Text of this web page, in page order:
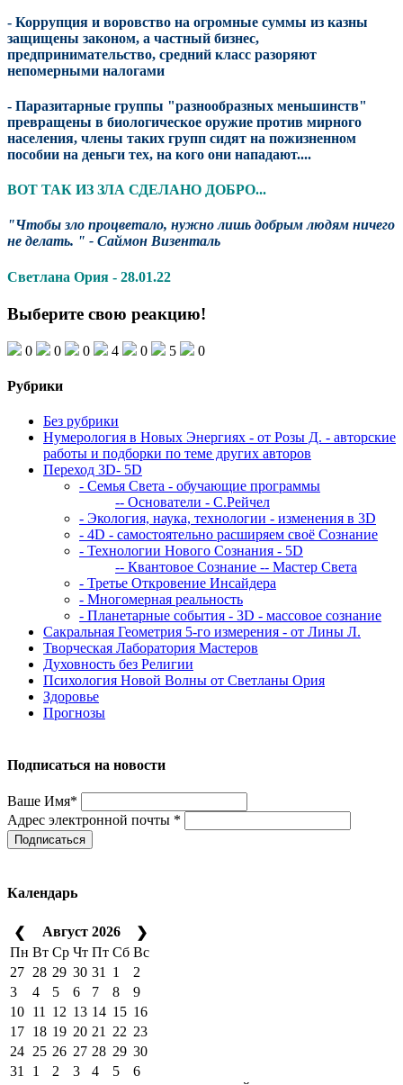
- Коррупция и воровство на огромные суммы из казны
защищены законом, а частный бизнес,
предпринимательство, средний класс разоряют
непомерными налогами
- Паразитарные группы "разнообразных меньшинств"
превращены в биологическое оружие против мирного
населения, члены таких групп сидят на пожизненном
пособии на деньги тех, на кого они нападают....
ВОТ ТАК ИЗ ЗЛА СДЕЛАНО ДОБРО...
"Чтобы зло процветало, нужно лишь добрым людям ничего
не делать. " - Саймон Визенталь
Светлана Ория - 28.01.22
Выберите свою реакцию!
0 0 0 4 0 5 0
Рубрики
Без рубрики
Нумерология в Новых Энергиях - от Розы Д. - авторские
работы и подборки по теме других авторов
Переход 3D- 5D
- Семья Света - обучающие программы
-- Основатели - С.Рейчел
- Экология, наука, технологии - изменения в 3D
- 4D - самостоятельно расширяем своё Сознание
- Технологии Нового Сознания - 5D
-- Квантовое Сознание -- Мастер Света
- Третье Откровение Инсайдера
- Многомерная реальность
- Планетарные события - 3D - массовое сознание
Сакральная Геометрия 5-го измерения - от Лины Л.
Творческая Лаборатория Мастеров
Духовность без Религии
Психология Новой Волны от Светланы Ория
Здоровье
Прогнозы
Подписаться на новости
Ваше Имя*
Адрес электронной почты *
Подписаться
Календарь
❮ Август 2026
❯
Пн Вт Ср Чт Пт Сб Вс
27 28 29 30 31 1
2
3
4 5 6 7 8
9
10 11 12 13 14 15 16
17 18 19 20 21 22 23
24 25 26 27 28 29 30
31
1 2 3 4 5
6